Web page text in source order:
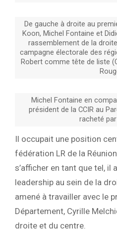
De gauche à droite au
Koon, Michel Fontaine et
rassemblement de la
campagne électorale des
Robert comme tête de liste
Michel Fontaine en
président de la CCIR au
racheté par
Il occupait une position
fédération LR de la
s’afficher en tant que tel, il
leadership au sein de la
amené à travailler avec le
Département, Cyrille
droite et du centre.